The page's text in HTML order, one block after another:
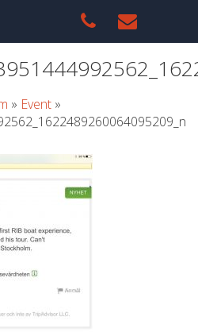
» Event»